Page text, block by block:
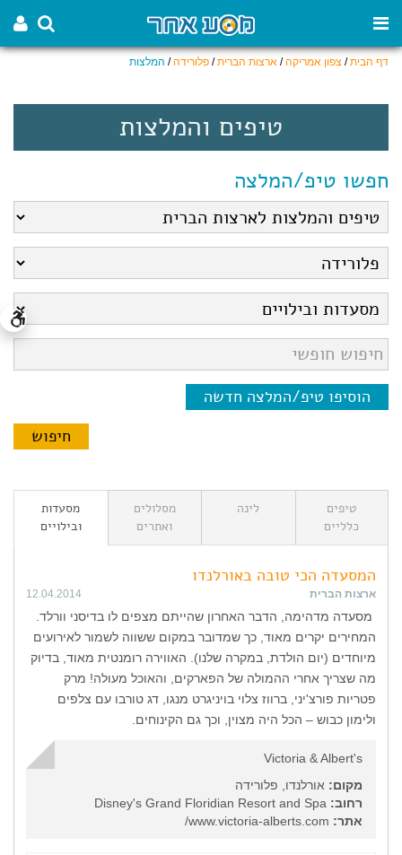
דף הבית/ צפון אמריקה/ ארצות הברית/ פלורידה/ המלצות
טיפים והמלצות
חפשו טיפ/המלצה
הוסיפו טיפ/המלצה חדשה
טיפים
כלליים
לינה
מסלולים
ואתרים
מסעדות
ובילויים
המסעדה הכי טובה באורלנדו
ארצות הברית 12.04.2014
מסעדה מדהימה, הדבר האחרון שהייתם מצפים לו בדיסני וורלד.
המחירים יקרים מאוד, כך שמדובר במקום ששווה לשמור לאירועים
מיוחדים (יום הולדת, במקרה שלנו). האווירה רומנטית מאוד, בדיוק
מה שצריך אחרי ההמולה של הפארקים, והאוכל מעולה! מרק
פטריות פורצ'יני, ברווז צלוי בויניגרט מנגו, דג טורבו עם צלפים
ולימון כבוש – הכל היה מצוין, וכך גם הקינוחים.
Victoria & Albert's
מקום: אורלנדו, פלורידה
רחוב:
אתר: